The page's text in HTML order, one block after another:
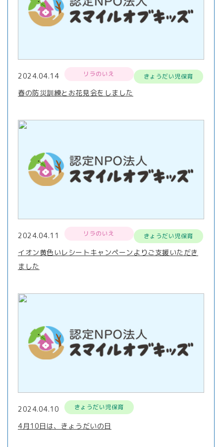
2024.04.14 リラのいえ きょうだい児保育
春の防災訓練とお花見会をしました
2024.04.11 リラのいえ きょうだい児保育
イオン黄色いレシートキャンペーンよりご支援いただき
ました
2024.04.10 きょうだい児保育
4月10日は、きょうだいの日